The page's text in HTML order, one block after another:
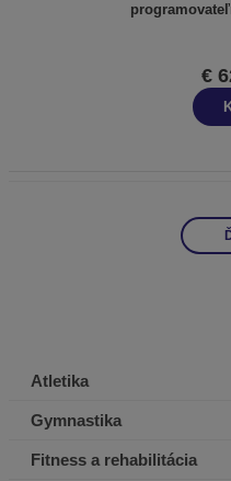
€
Atletika
Gymnastika
Fitness a rehabilitácia